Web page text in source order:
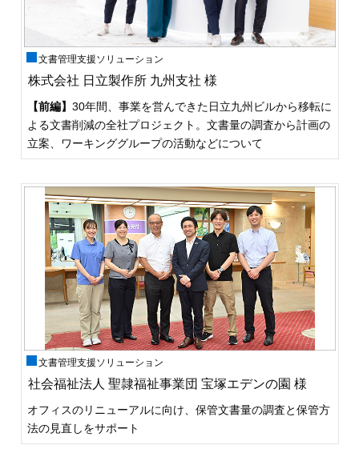
文書管理支援ソリューション
株式会社 日立製作所 九州支社 様
【前編】30年間、事業を営んできた日立九州ビルから移転に
よる文書削減の全社プロジェクト。文書量の調査から計画の
立案、ワーキンググループの活動などについて
文書管理支援ソリューション
社会福祉法人 聖隷福祉事業団 宝塚エデンの園 様
オフィスのリニューアルに向け、保管文書量の調査と保管方
法の見直しをサポート